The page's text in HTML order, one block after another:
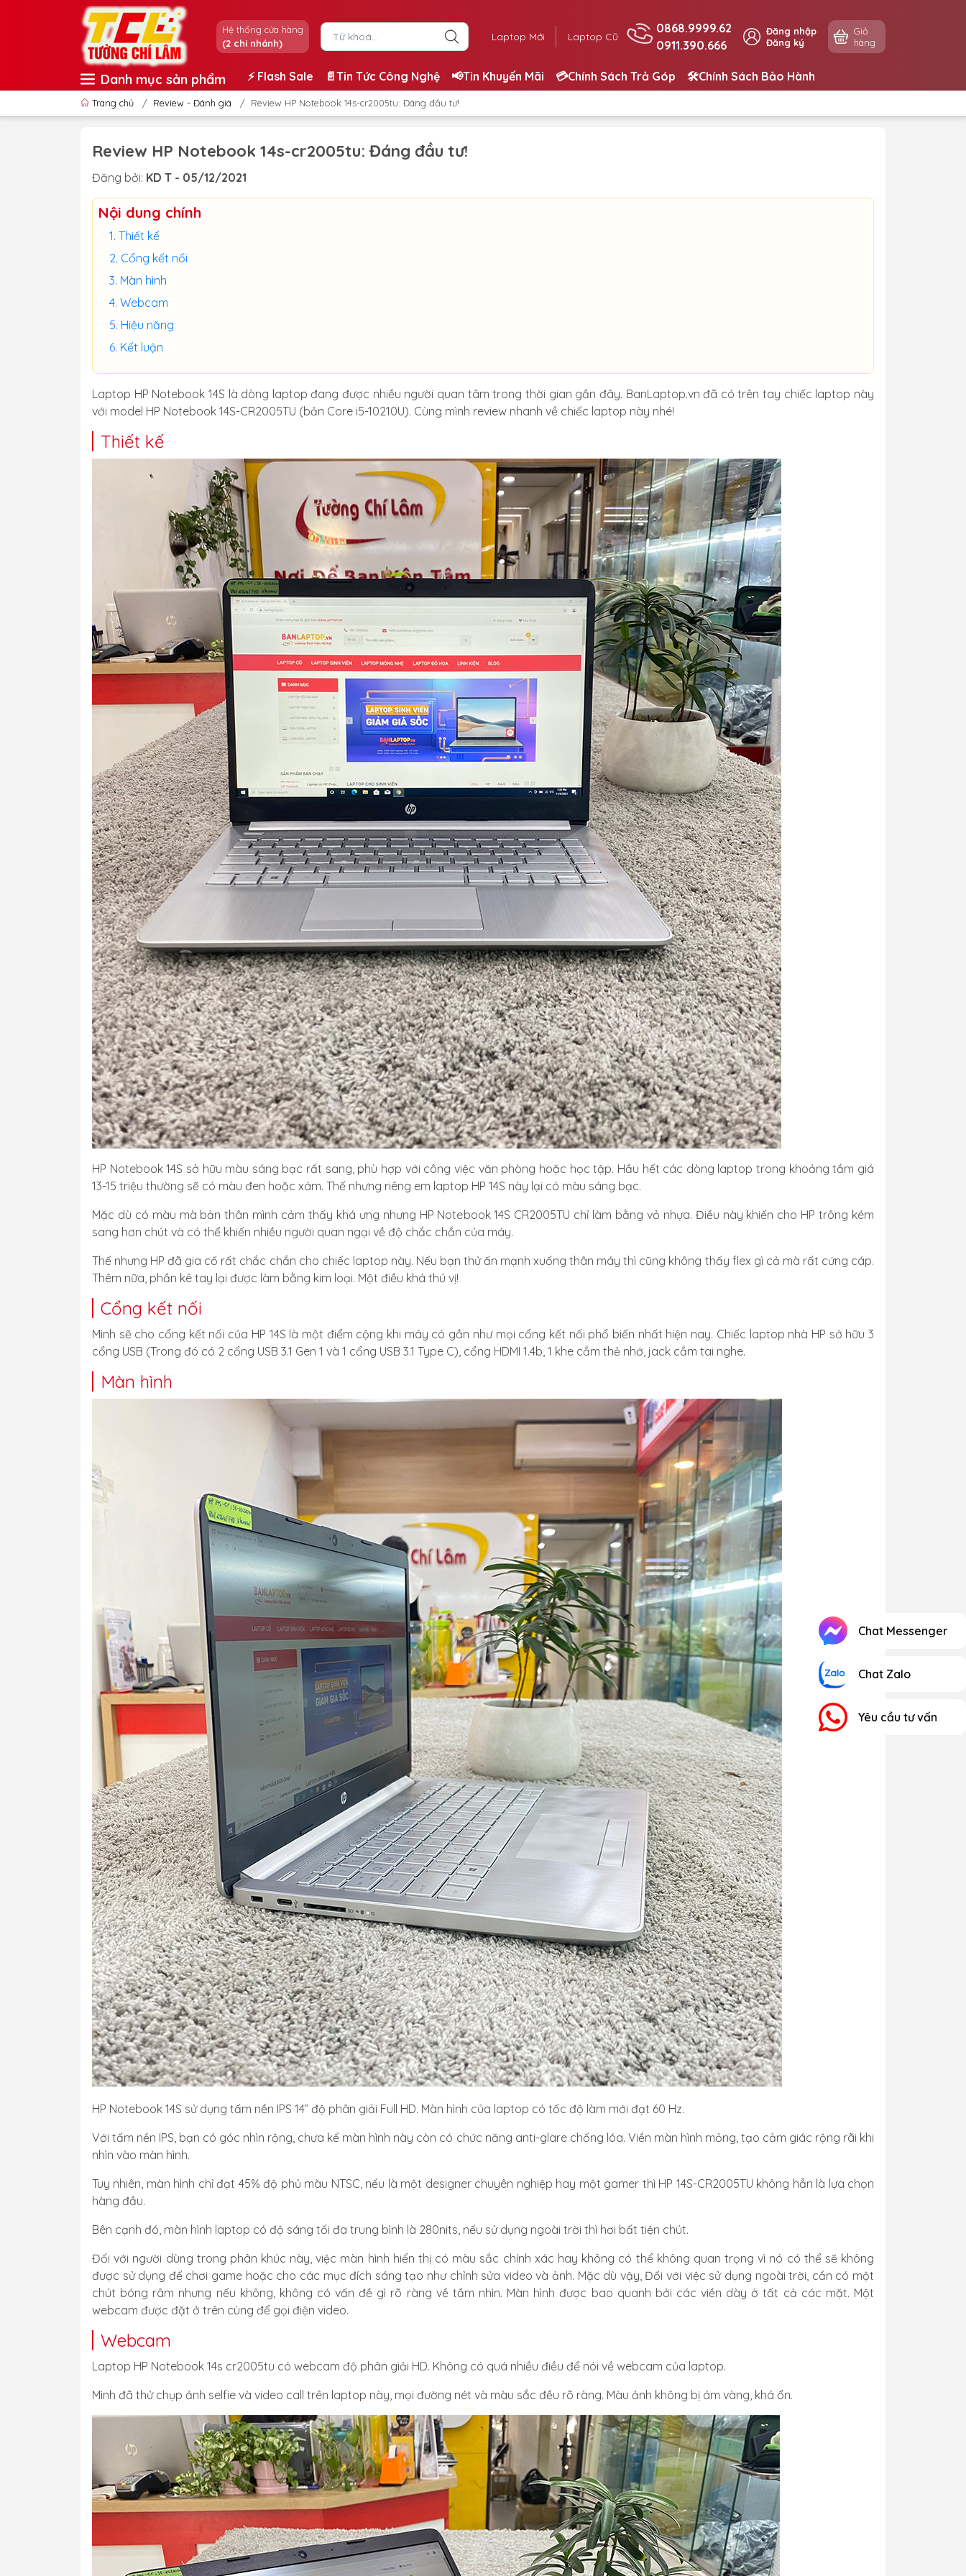
Hệ thống cửa hàng
(2 chi nhánh)
Laptop Mới Laptop Cũ
0868.9999.62
0911.390.666
Đăng nhập
Đăng ký
Giỏ
hàng
Danh mục sản phẩm ⚡️ Flash Sale 📄Tin Tức Công Nghệ 📢Tin Khuyến Mãi 💳Chính Sách Trả Góp 🛠️Chính Sách Bảo Hành
Trang chủ / Review - Đánh giá / Review HP Notebook 14s-cr2005tu: Đáng đầu tư!
Review HP Notebook 14s-cr2005tu: Đáng đầu tư!
Đăng bởi: KD T - 05/12/2021
Nội dung chính
Thiết kế
Cổng kết nối
Màn hình
Webcam
Hiệu năng
Kết luận
Laptop HP Notebook 14S là dòng laptop đang được nhiều người quan tâm trong thời gian gần đây. BanLaptop.vn đã có trên tay chiếc laptop này
với model HP Notebook 14S-CR2005TU (bản Core i5-10210U). Cùng mình review nhanh về chiếc laptop này nhé!
Thiết kế
HP Notebook 14S sở hữu màu sáng bạc rất sang, phù hợp với công việc văn phòng hoặc học tập. Hầu hết các dòng laptop trong khoảng tầm giá
13-15 triệu thường sẽ có màu đen hoặc xám. Thế nhưng riêng em laptop HP 14S này lại có màu sáng bạc.
Mặc dù có màu mà bản thân mình cảm thấy khá ưng nhưng HP Notebook 14S CR2005TU chỉ làm bằng vỏ nhựa. Điều này khiến cho HP trông kém
sang hơn chút và có thể khiến nhiều người quan ngại về độ chắc chắn của máy.
Thế nhưng HP đã gia cố rất chắc chắn cho chiếc laptop này. Nếu bạn thử ấn mạnh xuống thân máy thì cũng không thấy flex gì cả mà rất cứng cáp.
Thêm nữa, phần kê tay lại được làm bằng kim loại. Một điều khá thú vị!
Cổng kết nối
Mình sẽ cho cổng kết nối của HP 14S là một điểm cộng khi máy có gần như mọi cổng kết nối phổ biến nhất hiện nay. Chiếc laptop nhà HP sở hữu 3
cổng USB (Trong đó có 2 cổng USB 3.1 Gen 1 và 1 cổng USB 3.1 Type C), cổng HDMI 1.4b, 1 khe cắm thẻ nhớ, jack cắm tai nghe.
Màn hình
HP Notebook 14S sử dụng tấm nền IPS 14” độ phân giải Full HD. Màn hình của laptop có tốc độ làm mới đạt 60 Hz.
Với tấm nền IPS, bạn có góc nhìn rộng, chưa kể màn hình này còn có chức năng anti-glare chống lóa. Viền màn hình mỏng, tạo cảm giác rộng rãi khi
nhìn vào màn hình.
Tuy nhiên, màn hình chỉ đạt 45% độ phủ màu NTSC, nếu là một designer chuyên nghiệp hay một gamer thì HP 14S-CR2005TU không hẳn là lựa chọn
hàng đầu.
Bên cạnh đó, màn hình laptop có độ sáng tối đa trung bình là 280nits, nếu sử dụng ngoài trời thì hơi bất tiện chút.
Đối với người dùng trong phân khúc này, việc màn hình hiển thị có màu sắc chính xác hay không có thể không quan trọng vì nó có thể sẽ không
được sử dụng để chơi game hoặc cho các mục đích sáng tạo như chỉnh sửa video và ảnh. Mặc dù vậy, Đối với việc sử dụng ngoài trời, cần có một
chút bóng râm nhưng nếu không, không có vấn đề gì rõ ràng về tầm nhìn. Màn hình được bao quanh bởi các viền dày ở tất cả các mặt. Một
webcam được đặt ở trên cùng để gọi điện video.
Webcam
Laptop HP Notebook 14s cr2005tu có webcam độ phân giải HD. Không có quá nhiều điều để nói về webcam của laptop.
Mình đã thử chụp ảnh selfie và video call trên laptop này, mọi đường nét và màu sắc đều rõ ràng. Màu ảnh không bị ám vàng, khá ổn.
Chat Messenger
Chat Zalo
Yêu cầu tư vấn